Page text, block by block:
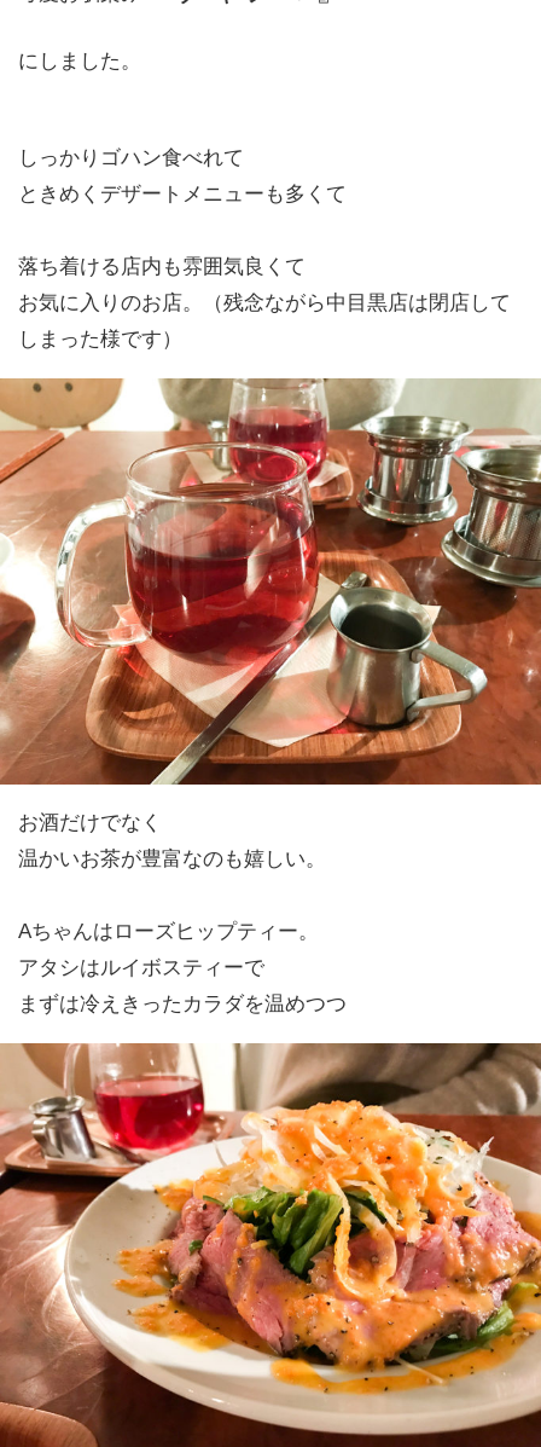
にしました。
しっかりゴハン食べれて
ときめくデザートメニューも多くて
落ち着ける店内も雰囲気良くて
お気に入りのお店。（残念ながら中目黒店は閉店して
しまった様です）
お酒だけでなく
温かいお茶が豊富なのも嬉しい。
Aちゃんはローズヒップティー。
アタシはルイボスティーで
まずは冷えきったカラダを温めつつ